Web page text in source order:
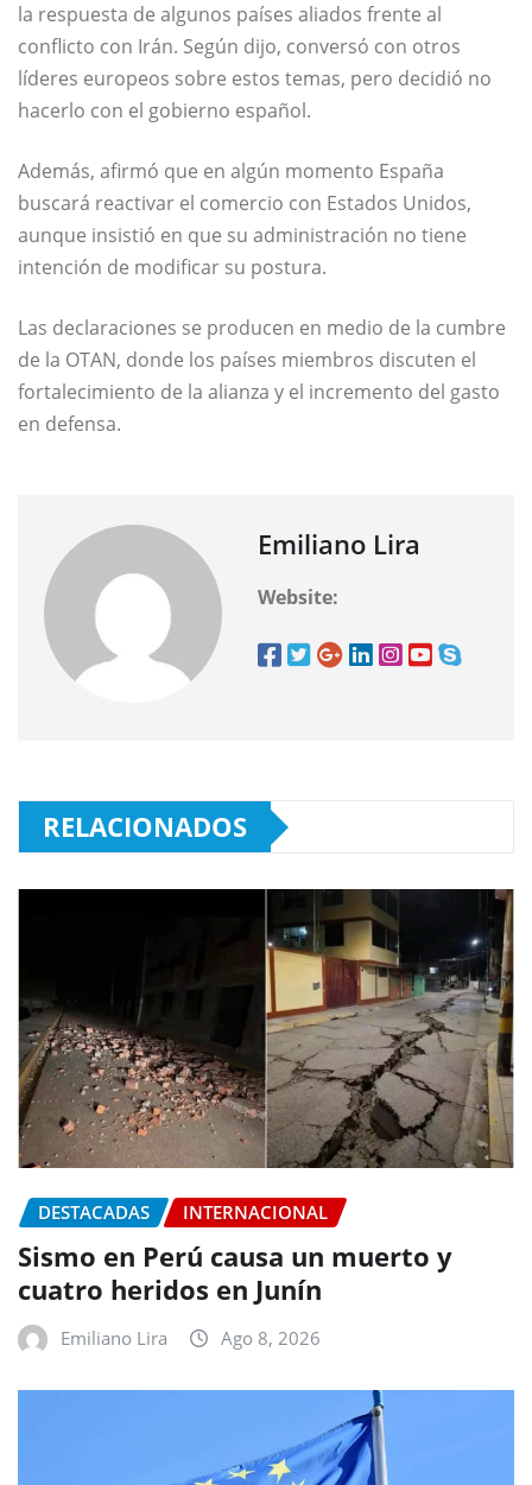
la respuesta de algunos países aliados frente al
conflicto con Irán. Según dijo, conversó con otros
líderes europeos sobre estos temas, pero decidió no
hacerlo con el gobierno español.
Además, afirmó que en algún momento España
buscará reactivar el comercio con Estados Unidos,
aunque insistió en que su administración no tiene
intención de modificar su postura.
Las declaraciones se producen en medio de la cumbre
de la OTAN, donde los países miembros discuten el
fortalecimiento de la alianza y el incremento del gasto
en defensa.
Emiliano Lira
Website:
RELACIONADOS
DESTACADAS INTERNACIONAL
Sismo en Perú causa un muerto y
cuatro heridos en Junín
Emiliano Lira Ago 8, 2026